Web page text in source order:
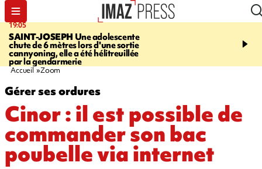
19:05
SAINT-JOSEPH Une adolescente
chute de 6 mètres lors d'une sortie
cannyoning, elle a été hélitreuillée
par la gendarmerie
20:44
rouée de coups,
Accueil Zoom
Gérer ses ordures
Cinor : il est possible de
commander son bac
poubelle via internet